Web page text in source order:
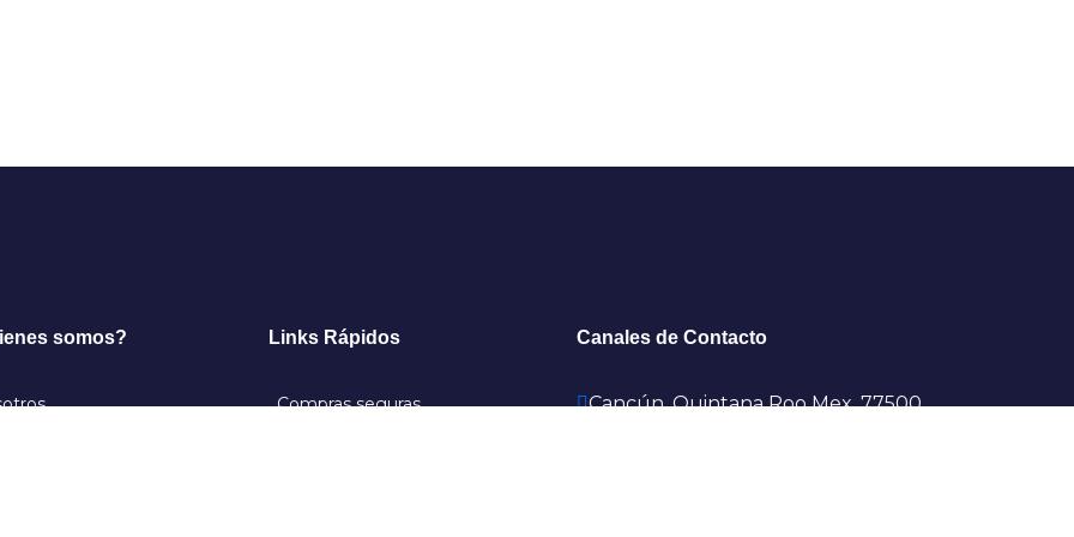
somos? Links Rápidos
Compras seguras
Canales de Contacto
Cancún, Quintana Roo Mex, 77500